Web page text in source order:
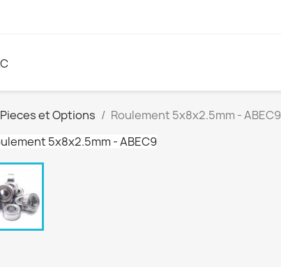
Pieces et Options Roulement 5x8x2.5mm - ABEC9